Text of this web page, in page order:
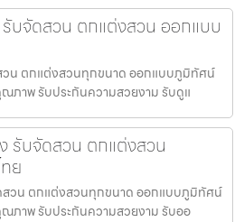
บจัดสวน ตกแต่งสวน ออกแบบ
วน ตกแต่งสวนทุกขนาด ออกแบบภูมิทัศน์
ณภาพ รับประกันความสวยงาม รับดูแ
รับจัดสวน ตกแต่งสวน
ย
วน ตกแต่งสวนทุกขนาด ออกแบบภูมิทัศน์
ณภาพ รับประกันความสวยงาม รับออ